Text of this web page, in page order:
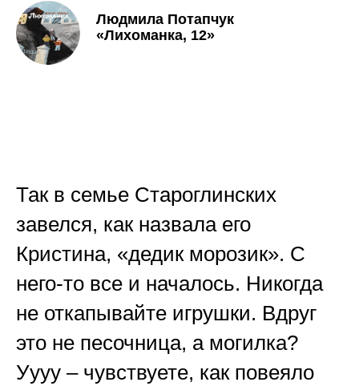
Людмила Потапчук
«Лихоманка, 12»
Так в семье Староглинских
завелся, как назвала его
Кристина, «дедик морозик». С
него-то все и началось. Никогда
не откапывайте игрушки. Вдруг
это не песочница, а могилка?
Уууу – чувствуете, как повеяло